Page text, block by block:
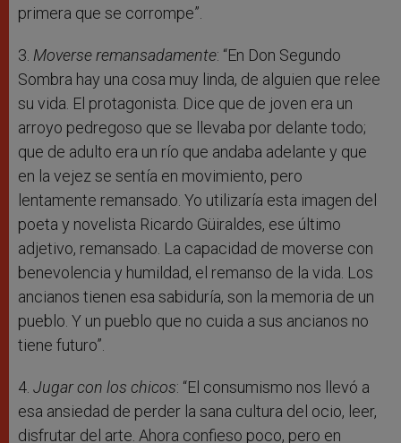
primera que se corrompe”.
3. Moverse remansadamente: “En Don Segundo
Sombra hay una cosa muy linda, de alguien que relee
su vida. El protagonista. Dice que de joven era un
arroyo pedregoso que se llevaba por delante todo;
que de adulto era un río que andaba adelante y que
en la vejez se sentía en movimiento, pero
lentamente remansado. Yo utilizaría esta imagen del
poeta y novelista Ricardo Güiraldes, ese último
adjetivo, remansado. La capacidad de moverse con
benevolencia y humildad, el remanso de la vida. Los
ancianos tienen esa sabiduría, son la memoria de un
pueblo. Y un pueblo que no cuida a sus ancianos no
tiene futuro”.
4. Jugar con los chicos: “El consumismo nos llevó a
esa ansiedad de perder la sana cultura del ocio, leer,
disfrutar del arte. Ahora confieso poco, pero en